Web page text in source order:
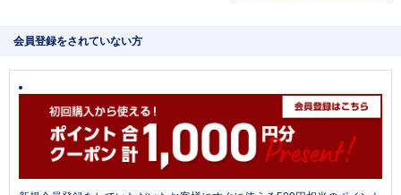
会員登録をされていない方